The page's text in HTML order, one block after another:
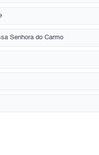
Senhora do Carmo